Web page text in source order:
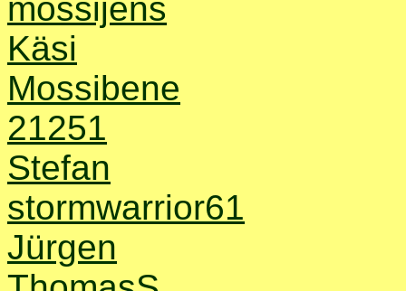
mossijens
Käsi
Mossibene
21251
Stefan
stormwarrior61
Jürgen